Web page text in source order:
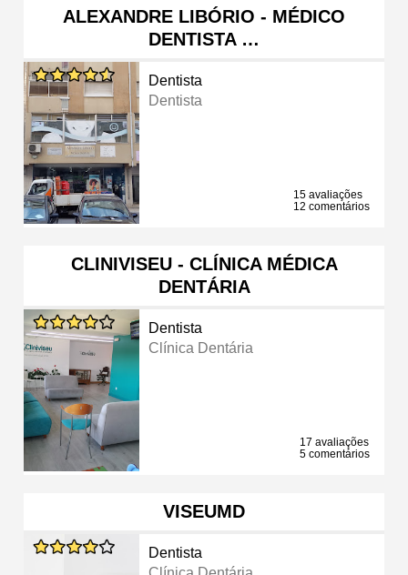
ALEXANDRE LIBÓRIO - MÉDICO
DENTISTA …
Dentista
Dentista
15 avaliações
12 comentários
CLINIVISEU - CLÍNICA MÉDICA
DENTÁRIA
Dentista
Clínica Dentária
17 avaliações
5 comentários
VISEUMD
Dentista